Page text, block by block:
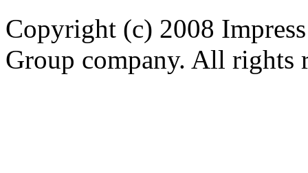
Copyright (c) 2008
Group company. All rights